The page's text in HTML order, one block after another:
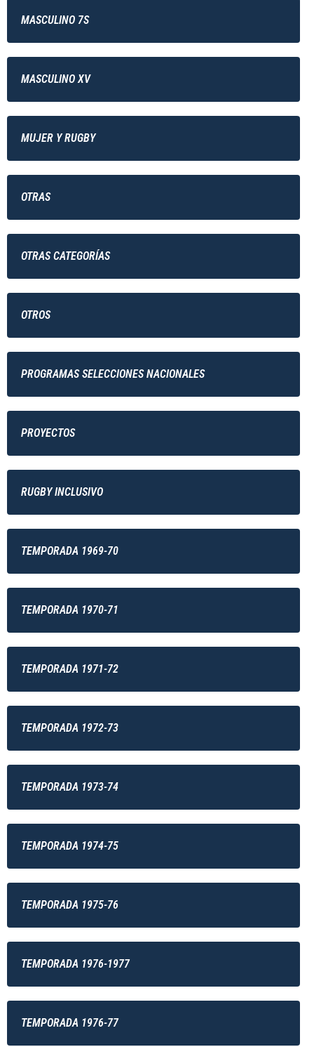
MASCULINO 7S
MASCULINO XV
MUJER Y RUGBY
OTRAS
OTRAS CATEGORÍAS
OTROS
PROGRAMAS SELECCIONES NACIONALES
PROYECTOS
RUGBY INCLUSIVO
TEMPORADA 1969-70
TEMPORADA 1970-71
TEMPORADA 1971-72
TEMPORADA 1972-73
TEMPORADA 1973-74
TEMPORADA 1974-75
TEMPORADA 1975-76
TEMPORADA 1976-1977
TEMPORADA 1976-77